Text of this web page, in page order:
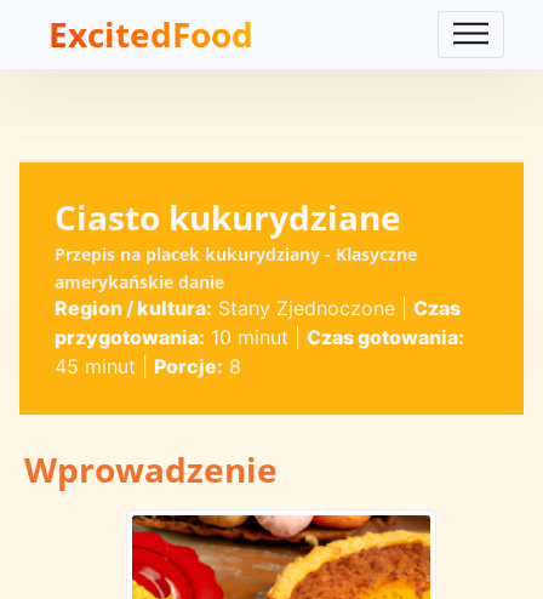
ExcitedFood
Ciasto kukurydziane
Przepis na placek kukurydziany - Klasyczne
amerykańskie danie
Region / kultura: Stany Zjednoczone| Czas
przygotowania: 10 minut
Czas gotowania:
45 minut
Porcje: 8
Wprowadzenie